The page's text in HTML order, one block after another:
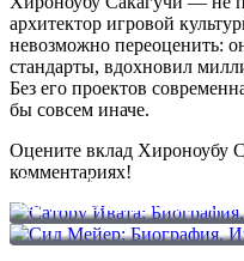
архитектор игровой
невозможно переоценить:
стандарты, вдохновил
Без его проектов
бы совсем иначе.
Оцените вклад Хироноубу
комментариях!
Сатору Ивата: Биография,
Сид Мейер: Биография,